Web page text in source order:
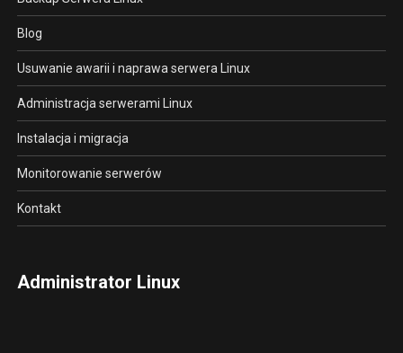
Blog
Usuwanie awarii i naprawa serwera Linux
Administracja serwerami Linux
Instalacja i migracja
Monitorowanie serwerów
Kontakt
Administrator Linux